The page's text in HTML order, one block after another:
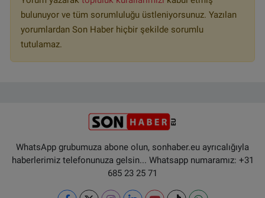
bulunuyor ve tüm sorumluluğu üstleniyorsunuz. Yazılan
yorumlardan Son Haber hiçbir şekilde sorumlu
tutulamaz.
WhatsApp grubumuza abone olun, sonhaber.eu ayrıcalığıyla
haberlerimiz telefonunuza gelsin... Whatsapp numaramız: +31
685 23 25 71